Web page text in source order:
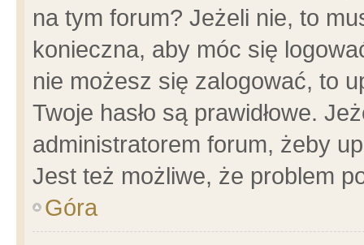
na tym forum? Jeżeli nie, to
konieczna, aby móc się
nie możesz się zalogować, to
Twoje hasło są prawidłowe.
administratorem forum, żeby
Jest też możliwe, że problem
Góra